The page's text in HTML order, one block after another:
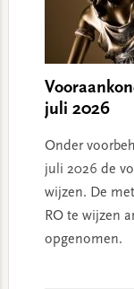
juli 2026
Onder
juli 2026 de
wijzen. De
RO te wijzen
opgenomen.